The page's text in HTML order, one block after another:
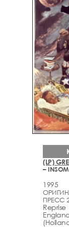
(LP)
–
1995
ПРЕСС
Reprise